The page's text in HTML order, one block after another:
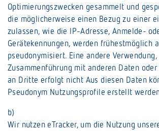
Optimierungszwecken gesammelt und
die möglicherweise einen Bezug zu einer
zulassen, wie die IP-Adresse, Anmelde-
Gerätekennungen, werden frühestmöglich
pseudonymisiert. Eine andere Verwendung,
Zusammenführung mit anderen Daten
an Dritte erfolgt nicht Aus diesen Daten
Pseudonym Nutzungsprofile erstellt
b)
Wir nutzen eTracker, um die Nutzung